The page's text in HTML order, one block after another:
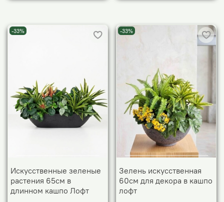
-33%
Искусственные зеленые
растения 65см в
длинном кашпо Лофт
-33%
Зелень искусственная
60см для декора в кашпо
лофт